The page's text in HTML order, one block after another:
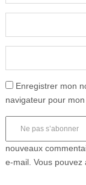
Enregistrer mon
navigateur pour
nouveaux
e-mail. Vous pouvez